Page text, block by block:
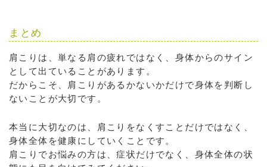
まとめ
肩こりは、単なる肩の疲れではなく、身体からのサイン
として出ていることがあります。
だからこそ、肩こりがあるかないかだけで身体を判断し
ないことが大切です。
本当に大切なのは、肩こりをなくすことだけではなく、
身体全体を健康にしていくことです。
肩こりでお悩みの方は、症状だけでなく、身体全体の状